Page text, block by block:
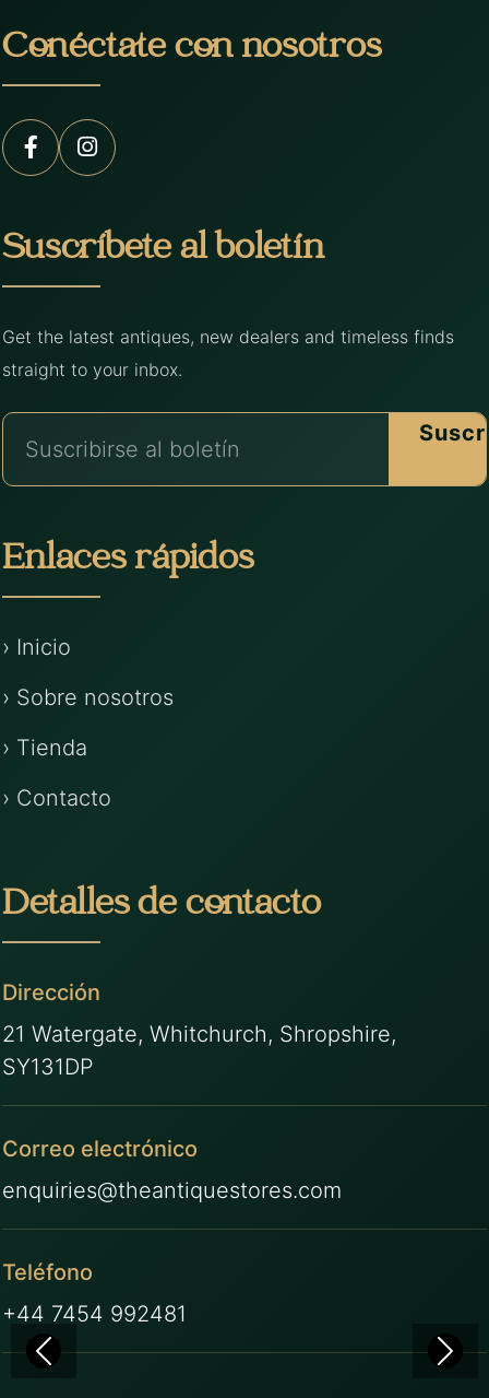
Conéctate con nosotros
Suscríbete al boletín
Get the latest antiques, new dealers and timeless finds
straight to your inbox.
Enlaces rápidos
› Inicio
› Sobre nosotros
› Tienda
› Contacto
Detalles de contacto
Dirección
21 Watergate, Whitchurch, Shropshire,
SY131DP
Correo electrónico
enquiries@theantiquestores.com
Teléfono
+44 7454 992481